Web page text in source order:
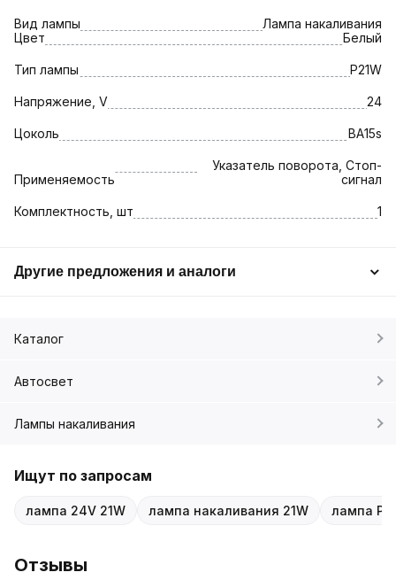
Вид лампы
Лампа накаливания
Цвет
Белый
Тип лампы P21W
Напряжение, V 24
Цоколь BA15s
Применяемость
Указатель поворота, Стоп-
сигнал
Комплектность, шт 1
Другие предложения и аналоги
Каталог
Автосвет
Лампы накаливания
Ищут по запросам
лампа 24V 21W лампа накаливания 21W лампа
Отзывы